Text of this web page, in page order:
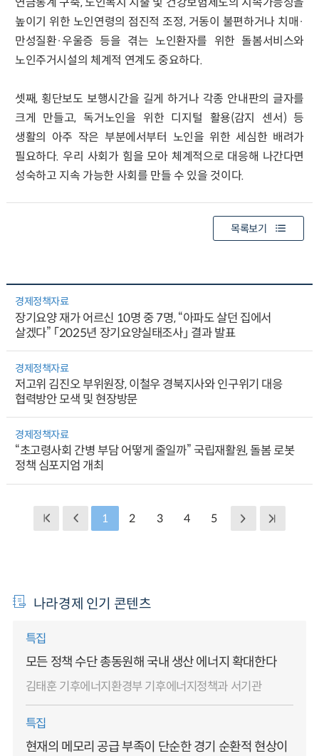
높이기 위한 노인연령의 점진적 조정, 거동이 불편하거나 치매·
만성질환·우울증 등을 겪는 노인환자를 위한 돌봄서비스와
노인주거시설의 체계적 연계도 중요하다.
셋째, 횡단보도 보행시간을 길게 하거나 각종 안내판의 글자를
크게 만들고, 독거노인을 위한 디지털 활용(감지 센서) 등
생활의 아주 작은 부분에서부터 노인을 위한 세심한 배려가
필요하다. 우리 사회가 힘을 모아 체계적으로 대응해 나간다면
성숙하고 지속 가능한 사회를 만들 수 있을 것이다.
목록보기
경제정책자료
장기요양 재가 어르신 10명 중 7명, “아파도 살던 집에서
살겠다” 「2025년 장기요양실태조사」 결과 발표
경제정책자료
저고위 김진오 부위원장, 이철우 경북지사와 인구위기 대응
협력방안 모색 및 현장방문
경제정책자료
“초고령사회 간병 부담 어떻게 줄일까” 국립재활원, 돌봄 로봇
정책 심포지엄 개최
1 2 3 4 5
나라경제 인기 콘텐츠
특집
모든 정책 수단 총동원해 국내 생산 에너지 확대한다
김태훈 기후에너지환경부 기후에너지정책과 서기관
특집
현재의 메모리 공급 부족이 단순한 경기 순환적 현상이